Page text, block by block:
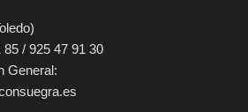
/ 925 47 91 30
General: